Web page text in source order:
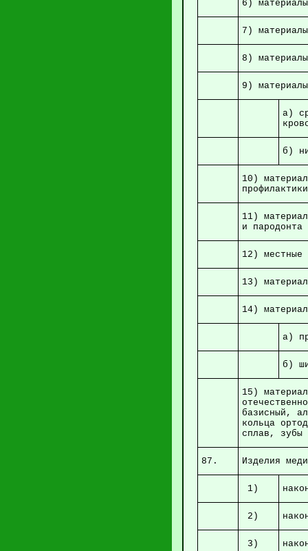
6)
7)
8)
9)
а)
б)
10)
11)
и
12) местные
13)
14)
а)
15)
базисный,
кольца
сплав,
87. Изделия
1)
2)
3)